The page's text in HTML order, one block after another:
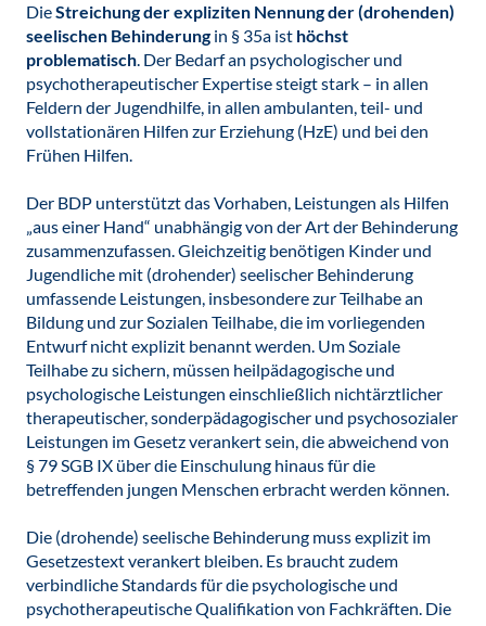
DieStreichung der expliziten Nennung der (drohenden)
seelischen Behinderungin § 35a ist höchst
problematisch. Der Bedarf an psychologischer und
psychotherapeutischer Expertise steigt stark – in allen
Feldern der Jugendhilfe, in allen ambulanten, teil- und
vollstationären Hilfen zur Erziehung (HzE) und bei den
Frühen Hilfen.
Der BDP unterstützt das Vorhaben, Leistungen als Hilfen
„aus einer Hand“ unabhängig von der Art der Behinderung
zusammenzufassen. Gleichzeitig benötigen Kinder und
Jugendliche mit (drohender) seelischer Behinderung
umfassende Leistungen, insbesondere zur Teilhabe an
Bildung und zur Sozialen Teilhabe, die im vorliegenden
Entwurf nicht explizit benannt werden. Um Soziale
Teilhabe zu sichern, müssen heilpädagogische und
psychologische Leistungen einschließlich nichtärztlicher
therapeutischer, sonderpädagogischer und psychosozialer
Leistungen im Gesetz verankert sein, die abweichend von
§ 79 SGB IX über die Einschulung hinaus für die
betreffenden jungen Menschen erbracht werden können.
Die (drohende) seelische Behinderung muss explizit im
Gesetzestext verankert bleiben. Es braucht zudem
verbindliche Standards für die psychologische und
psychotherapeutische Qualifikation von Fachkräften. Die